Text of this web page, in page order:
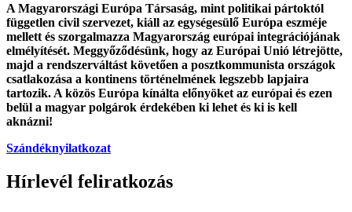
A Magyarországi Európa Társaság, mint politikai pártoktól
független civil szervezet, kiáll az egységesülő Európa eszméje
mellett és szorgalmazza Magyarország európai integrációjának
elmélyítését. Meggyőződésünk, hogy az Európai Unió létrejötte,
majd a rendszerváltást követően a posztkommunista országok
csatlakozása a kontinens történelmének legszebb lapjaira
tartozik. A közös Európa kínálta előnyöket az európai és ezen
belül a magyar polgárok érdekében ki lehet és ki is kell
aknázni!
Szándéknyilatkozat
Hírlevél feliratkozás